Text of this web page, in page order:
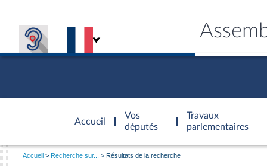
Accueil
d'accueil
Vos
députés
Travaux
parlementaires
Vous
Accueil Recherche sur... Résultats de la recherche